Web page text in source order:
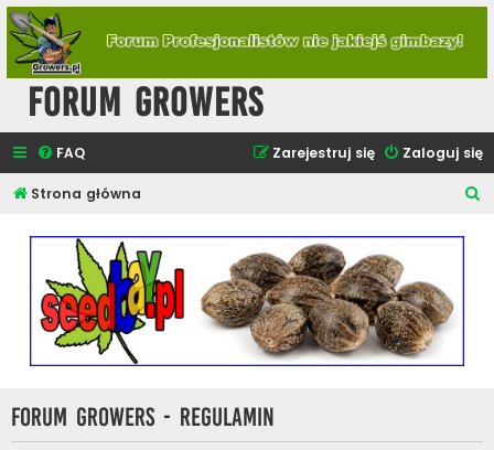
Forum Growers
FAQ Zaloguj się
Zarejestruj się
Strona główna
Forum Growers - Regulamin